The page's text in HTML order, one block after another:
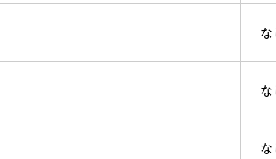
な
な
な